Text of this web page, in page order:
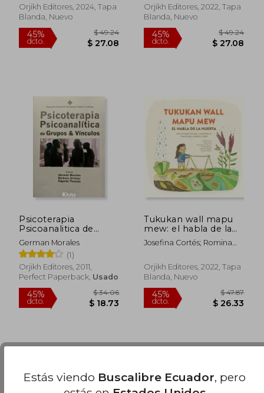
Orjikh Editores, 2024, Tapa
Blanda, Nuevo
45%
Orjikh Editores, 2022, Tapa
Blanda, Nuevo
45%
Psicoterapia
Psicoanalitica de
Grupos & Vinculos
German Morales
(1)
Orjikh Editores, 2011,
Perfect Paperback, Usado
Tukukan wall mapu
mew: el habla de la
huerta
Josefina Cortés; Romina
Marqués; Rukmini Becerra;
María Lara Millapan; José
Tomás Ibarra
Orjikh Editores, 2022, Tapa
Blanda, Nuevo
Estás viendo Buscalibre Ecuador, pero